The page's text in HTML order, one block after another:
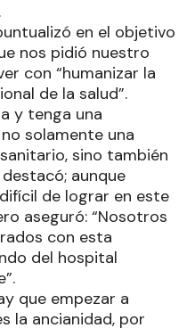
en el objetivo
nos pidió nuestro
con “humanizar la
de la salud”.
y tenga una
solamente una
sino también
aunque
de lograr en este
aseguró: “Nosotros
con esta
del hospital
que empezar a
la ancianidad, por